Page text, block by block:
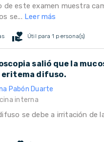
de este examen muestra
se... Leer más
volunteer_activism Útil para 1 persona(s)
salió que la
difuso.
Pabón Duarte
interna
se debe a irritación de